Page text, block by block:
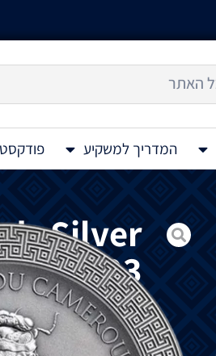
המדריך למשקיע
Silver
Oz 2023
מטבעכסףבעלתבליט
שמימי".